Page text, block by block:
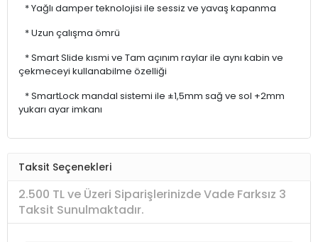
* Yağlı damper teknolojisi ile sessiz ve yavaş kapanma
* Uzun çalışma ömrü
* Smart Slide kısmi ve Tam açınım raylar ile aynı kabin ve
çekmeceyi kullanabilme özelliği
* SmartLock mandal sistemi ile ±1,5mm sağ ve sol +2mm
yukarı ayar imkanı
Taksit Seçenekleri
2.500 TL ve Üzeri Siparişlerinizde Vade Farksız 3
Taksit Sunulmaktadır.